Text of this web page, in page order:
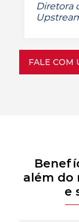
Diretora
FALE COM
além do
e